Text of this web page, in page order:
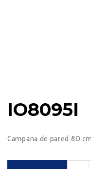
IO8095I
Campana de pared 80 cm